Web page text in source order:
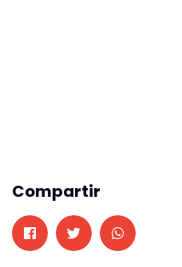
Compartir